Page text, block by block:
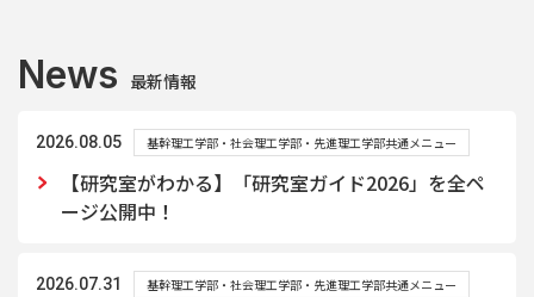
News 最新情報
2026.08.05 基幹理工学部・社会理工学部・先進理工学部共通メニュー
【研究室がわかる】「研究室ガイド2026」を全ペ
ージ公開中！
2026.07.31 基幹理工学部・社会理工学部・先進理工学部共通メニュー